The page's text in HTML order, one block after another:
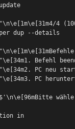
4
dup --details
Befehl
PC neu
PC
in